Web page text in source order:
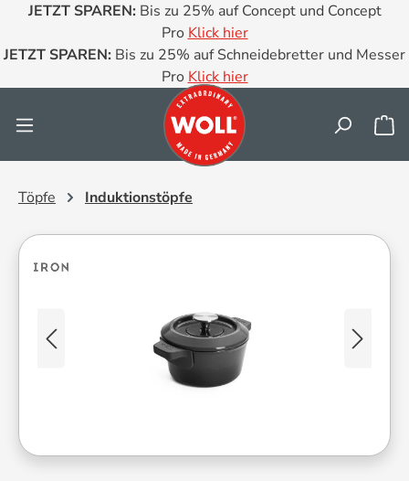
Zum Hauptinhalt springen
JETZT SPAREN: Bis zu 25% auf Concept und Concept
Pro Klick hier
JETZT SPAREN: Bis zu 25% auf Schneidebretter und Messer
Pro Klick hier
Töpfe Induktionstöpfe